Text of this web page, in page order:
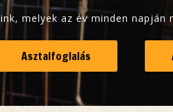
melyek az év minden napján
Asztalfoglalás